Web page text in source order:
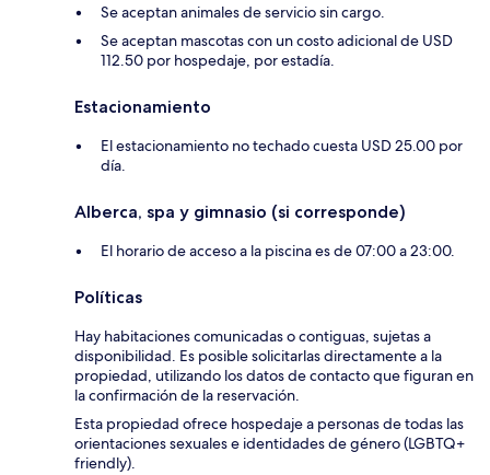
Se aceptan animales de servicio sin cargo.
Se aceptan mascotas con un costo adicional de USD
112.50 por hospedaje, por estadía.
Estacionamiento
El estacionamiento no techado cuesta USD 25.00 por
día.
Alberca, spa y gimnasio (si corresponde)
El horario de acceso a la piscina es de 07:00 a 23:00.
Políticas
Hay habitaciones comunicadas o contiguas, sujetas a
disponibilidad. Es posible solicitarlas directamente a la
propiedad, utilizando los datos de contacto que figuran en
la confirmación de la reservación.
Esta propiedad ofrece hospedaje a personas de todas las
orientaciones sexuales e identidades de género (LGBTQ+
friendly).